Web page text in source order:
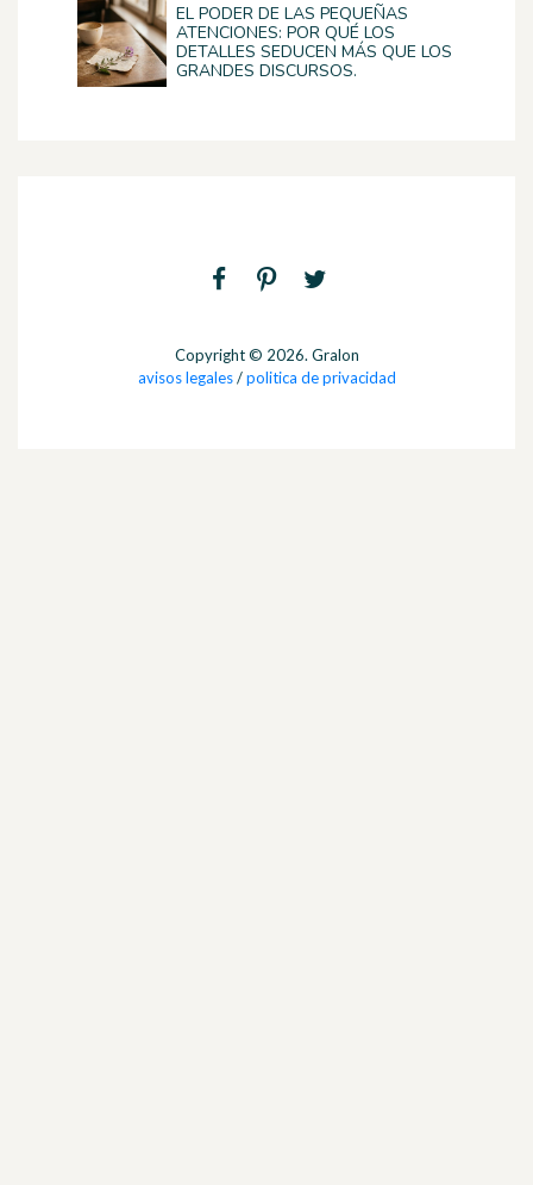
EL PODER DE LAS PEQUEÑAS
ATENCIONES: POR QUÉ LOS
DETALLES SEDUCEN MÁS QUE LOS
GRANDES DISCURSOS.
Copyright © 2026. Gralon
avisos legales/politica de privacidad